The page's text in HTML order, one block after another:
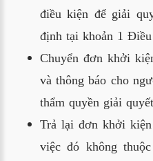
điều kiện để giải
định tại khoản 1
Chuyển đơn khởi
và thông báo cho
thẩm quyền giải
Trả lại đơn khởi
việc đó không